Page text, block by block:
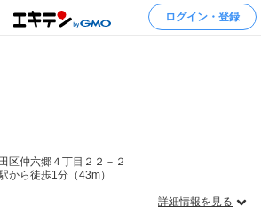
ログイン・登録
区仲六郷４丁目２２－２
から徒歩1分（43m）
詳細情報を見る